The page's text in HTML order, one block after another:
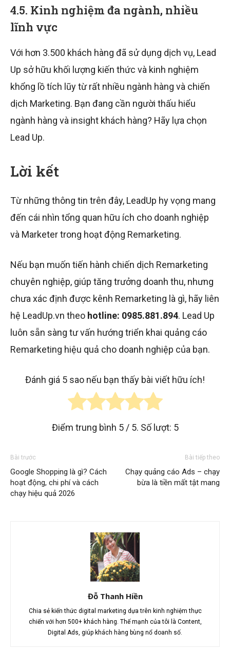
4.5. Kinh nghiệm đa ngành, nhiều
lĩnh vực
Với hơn 3.500 khách hàng đã sử dụng dịch vụ, Lead
Up sở hữu khối lượng kiến thức và kinh nghiệm
khổng lồ tích lũy từ rất nhiều ngành hàng và chiến
dịch Marketing. Bạn đang cần người thấu hiểu
ngành hàng và insight khách hàng? Hãy lựa chọn
Lead Up.
Lời kết
Từ những thông tin trên đây, LeadUp hy vọng mang
đến cái nhìn tổng quan hữu ích cho doanh nghiệp
và Marketer trong hoạt động Remarketing.
Nếu bạn muốn tiến hành chiến dịch Remarketing
chuyên nghiệp, giúp tăng trưởng doanh thu, nhưng
chưa xác định được kênh Remarketing là gì, hãy liên
hệ LeadUp.vn theo hotline: 0985.881.894. Lead Up
luôn sẵn sàng tư vấn hướng triển khai quảng cáo
Remarketing hiệu quả cho doanh nghiệp của bạn.
Đánh giá 5 sao nếu bạn thấy bài viết hữu ích!
Điểm trung bình 5/ 5. Số lượt: 5
Bài trước
Google Shopping là gì? Cách
hoạt động, chi phí và cách
chạy hiệu quả 2026
Bài tiếp theo
Chạy quảng cáo Ads – chạy
bừa là tiền mất tật mang
Đỗ Thanh Hiền
Chia sẻ kiến thức digital marketing dựa trên kinh nghiệm thực
chiến với hơn 500+ khách hàng. Thế mạnh của tôi là Content,
Digital Ads, giúp khách hàng bùng nổ doanh số.